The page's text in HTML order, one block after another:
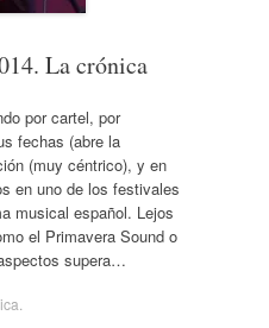
La crónica
por cartel, por
fechas (abre la
(muy céntrico), y en
en uno de los festivales
musical español. Lejos
el Primavera Sound o
supera…